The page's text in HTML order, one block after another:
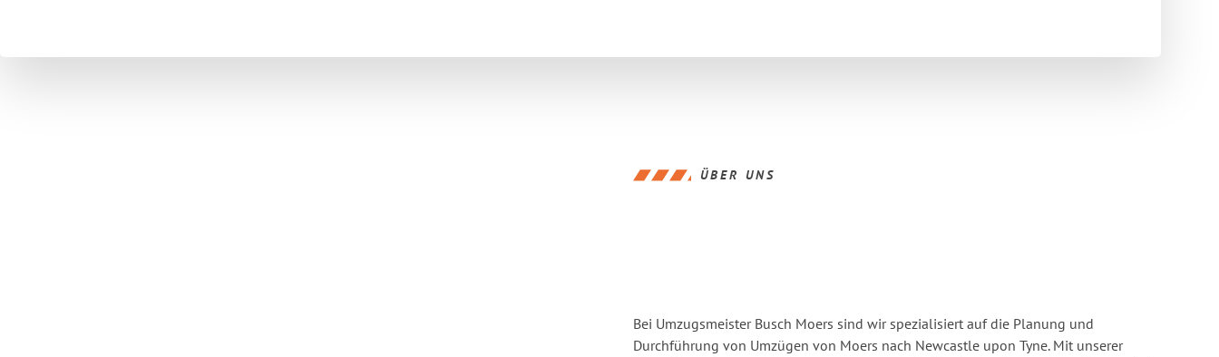
ÜBER UNS
Bei Umzugsmeister Busch Moers sind wir spezialisiert auf die Planung und
Durchführung von Umzügen von Moers nach Newcastle upon Tyne. Mit unserer